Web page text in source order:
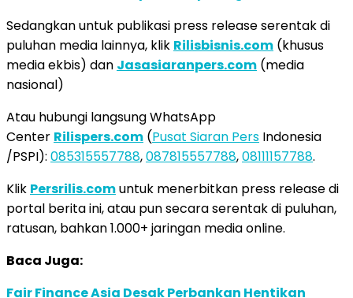
Sedangkan untuk publikasi press release serentak di
puluhan media lainnya, klik Rilisbisnis.com (khusus
media ekbis) dan Jasasiaranpers.com (media
nasional)
Atau hubungi langsung WhatsApp
Center Rilispers.com (Pusat Siaran Pers Indonesia
/PSPI): 085315557788,087815557788,08111157788.
Klik Persrilis.comuntuk menerbitkan press release di
portal berita ini, atau pun secara serentak di puluhan,
ratusan, bahkan 1.000+ jaringan media online.
Baca Juga:
Fair Finance Asia Desak Perbankan Hentikan